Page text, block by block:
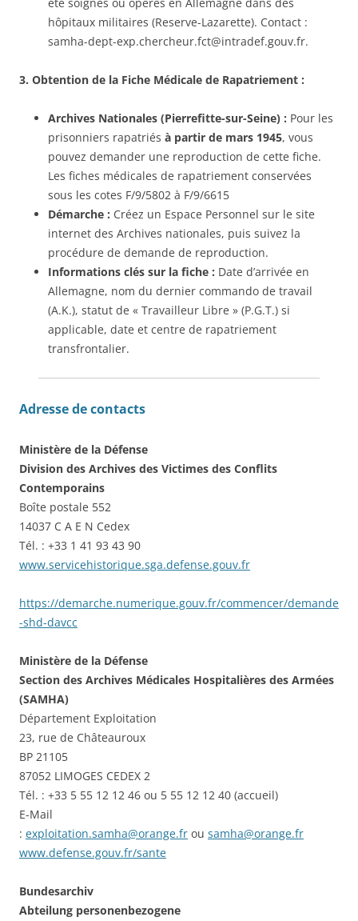
hôpitaux militaires (Reserve-Lazarette). Contact :
samha-dept-exp.chercheur.fct@intradef.gouv.fr.
3. Obtention de la Fiche Médicale de Rapatriement :
Archives Nationales (Pierrefitte-sur-Seine) : Pour les
prisonniers rapatriés à partir de mars 1945, vous
pouvez demander une reproduction de cette fiche.
Les fiches médicales de rapatriement conservées
sous les cotes F/9/5802 à F/9/6615
Démarche : Créez un Espace Personnel sur le site
internet des Archives nationales, puis suivez la
procédure de demande de reproduction.
Informations clés sur la fiche : Date d’arrivée en
Allemagne, nom du dernier commando de travail
(A.K.), statut de « Travailleur Libre » (P.G.T.) si
applicable, date et centre de rapatriement
transfrontalier.
Adresse de contacts
Ministère de la Défense
Division des Archives des Victimes des Conflits
Contemporains
Boîte postale 552
14037 C A E N Cedex
Tél. : +33 1 41 93 43 90
www.servicehistorique.sga.defense.gouv.fr
https://demarche.numerique.gouv.fr/commencer/demande
-shd-davcc
Ministère de la Défense
Section des Archives Médicales Hospitalières des Armées
(SAMHA)
Département Exploitation
23, rue de Châteauroux
BP 21105
87052 LIMOGES CEDEX 2
Tél. : +33 5 55 12 12 46 ou 5 55 12 12 40 (accueil)
E-Mail
: exploitation.samha@orange.fr ou samha@orange.fr
www.defense.gouv.fr/sante
Bundesarchiv
Abteilung personenbezogene